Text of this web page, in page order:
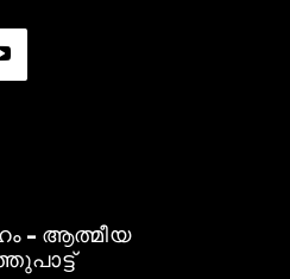
– ആത്മീയ